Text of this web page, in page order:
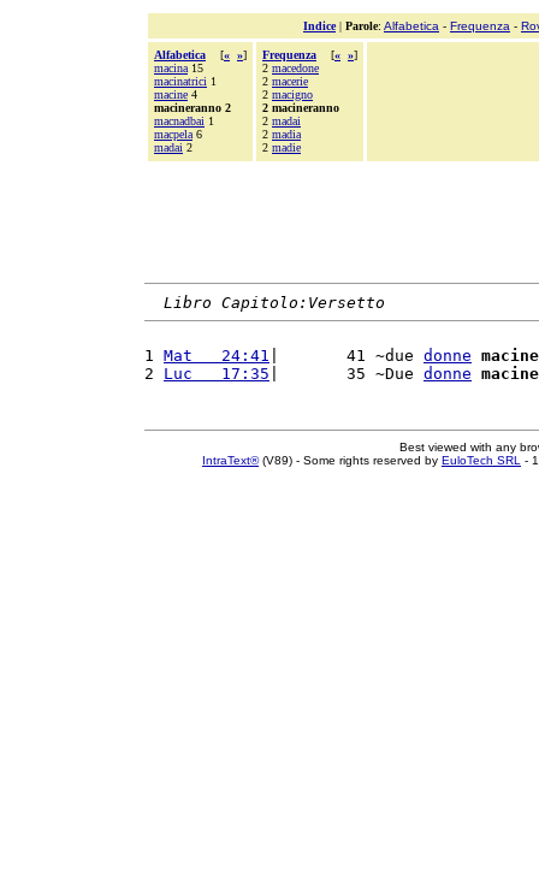
Indice| Parole: Alfabetica - Frequenza -
Alfabetica [« »]
macina 15
macinatrici 1
macine 4
macineranno 2
macnadbai 1
macpela 6
madai 2
Frequenza [« »]
2 macedone
2 macerie
2 macigno
2 macineranno
2 madai
2 madia
2 madie
Libro Capitolo:Versetto
1 Mat   24:41 |       41 ~due donne
2 Luc   17:35 |       35 ~Due donne
Best viewed with any
IntraText®(V89) - Some rights reserved by EuloTech SRL -